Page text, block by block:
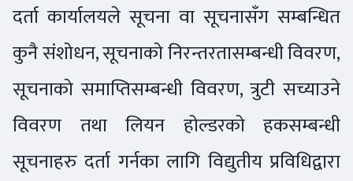
दर्ता कार्यालयले सूचना वा सूचनासँग सम्बन्धित
कुनै संशोधन, सूचनाको निरन्तरतासम्बन्धी विवरण,
सूचनाको समाप्तिसम्बन्धी विवरण, त्रुटी सच्याउने
विवरण तथा लियन होल्डरको हकसम्बन्धी
सूचनाहरु दर्ता गर्नका लागि विद्युतीय प्रविधिद्वारा